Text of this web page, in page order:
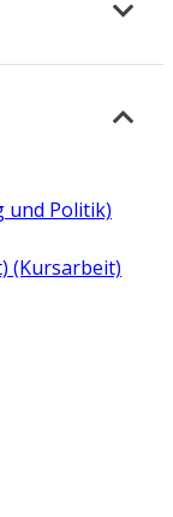
und Politik)
(Kursarbeit)